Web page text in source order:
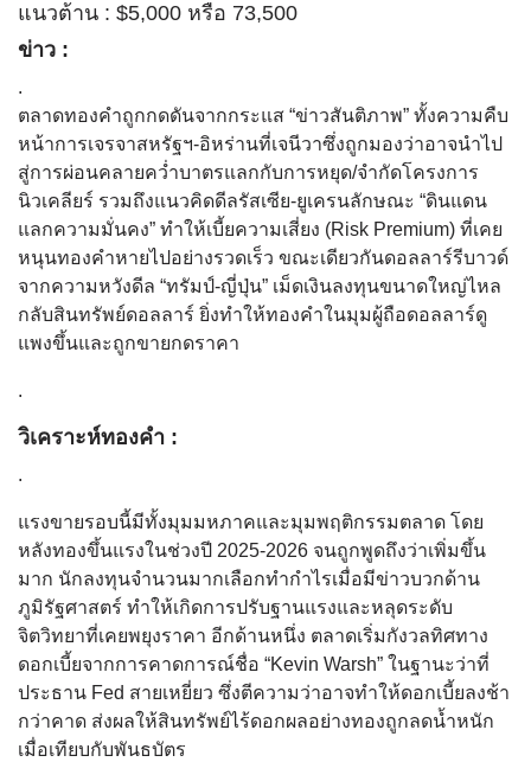
แนวต้าน : $5,000 หรือ 73,500
ข่าว :
.
ตลาดทองคำถูกกดดันจากกระแส “ข่าวสันติภาพ” ทั้งความคืบ
หน้าการเจรจาสหรัฐฯ-อิหร่านที่เจนีวาซึ่งถูกมองว่าอาจนำไป
สู่การผ่อนคลายคว่ำบาตรแลกกับการหยุด/จำกัดโครงการ
นิวเคลียร์ รวมถึงแนวคิดดีลรัสเซีย-ยูเครนลักษณะ “ดินแดน
แลกความมั่นคง” ทำให้เบี้ยความเสี่ยง (Risk Premium) ที่เคย
หนุนทองคำหายไปอย่างรวดเร็ว ขณะเดียวกันดอลลาร์รีบาวด์
จากความหวังดีล “ทรัมป์-ญี่ปุ่น” เม็ดเงินลงทุนขนาดใหญ่ไหล
กลับสินทรัพย์ดอลลาร์ ยิ่งทำให้ทองคำในมุมผู้ถือดอลลาร์ดู
แพงขึ้นและถูกขายกดราคา
.
วิเคราะห์ทองคำ :
.
แรงขายรอบนี้มีทั้งมุมมหภาคและมุมพฤติกรรมตลาด โดย
หลังทองขึ้นแรงในช่วงปี 2025-2026 จนถูกพูดถึงว่าเพิ่มขึ้น
มาก นักลงทุนจำนวนมากเลือกทำกำไรเมื่อมีข่าวบวกด้าน
ภูมิรัฐศาสตร์ ทำให้เกิดการปรับฐานแรงและหลุดระดับ
จิตวิทยาที่เคยพยุงราคา อีกด้านหนึ่ง ตลาดเริ่มกังวลทิศทาง
ดอกเบี้ยจากการคาดการณ์ชื่อ “Kevin Warsh” ในฐานะว่าที่
ประธาน Fed สายเหยี่ยว ซึ่งตีความว่าอาจทำให้ดอกเบี้ยลงช้า
กว่าคาด ส่งผลให้สินทรัพย์ไร้ดอกผลอย่างทองถูกลดน้ำหนัก
เมื่อเทียบกับพันธบัตร